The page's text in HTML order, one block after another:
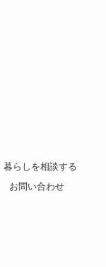
暮らしを相談する
お問い合わせ